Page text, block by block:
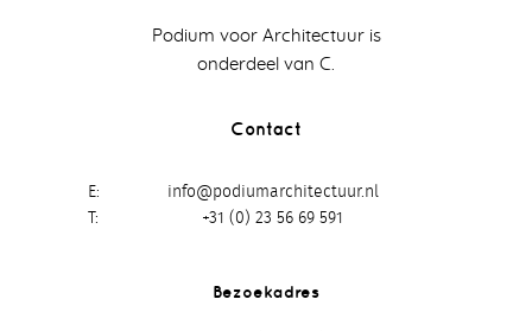
Podium voor Architectuur is
onderdeel van C.
Contact
E
info@podiumarchitectuur.nl
T
+31 (0) 23 56 69 591
Bezoekadres